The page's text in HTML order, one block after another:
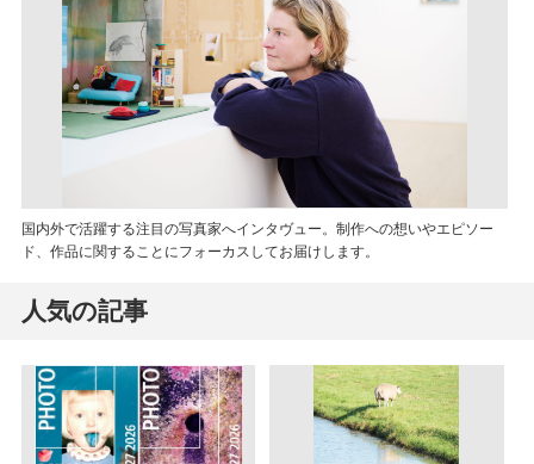
国内外で活躍する注目の写真家へインタヴュー。制作への想いやエピソー
ド、作品に関することにフォーカスしてお届けします。
人気の記事